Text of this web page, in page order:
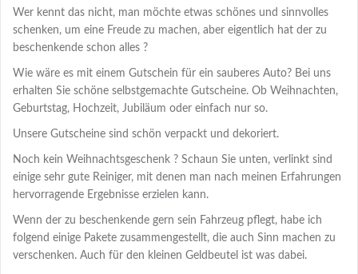
Wer kennt das nicht, man möchte etwas schönes und sinnvolles
schenken, um eine Freude zu machen, aber eigentlich hat der zu
beschenkende schon alles ?
Wie wäre es mit einem Gutschein für ein sauberes Auto? Bei uns
erhalten Sie schöne selbstgemachte Gutscheine. Ob Weihnachten,
Geburtstag, Hochzeit, Jubiläum oder einfach nur so.
Unsere Gutscheine sind schön verpackt und dekoriert.
Noch kein Weihnachtsgeschenk ? Schaun Sie unten, verlinkt sind
einige sehr gute Reiniger, mit denen man nach meinen Erfahrungen
hervorragende Ergebnisse erzielen kann.
Wenn der zu beschenkende gern sein Fahrzeug pflegt, habe ich
folgend einige Pakete zusammengestellt, die auch Sinn machen zu
verschenken. Auch für den kleinen Geldbeutel ist was dabei.